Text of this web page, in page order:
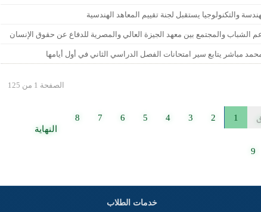
والتكنولوجيا يستقبل لجنة تقييم المعاهد الهندسية
الشباب والمجتمع بين معهد الجيزة العالي والمصرية للدفاع عن حقوق الإنسان
محمد مباشر يتابع سير امتحانات الفصل الدراسي الثاني في أول أيامها
الصفحة 1 من 125
1
2
3
4
5
6
7
8
9
النهاية
خدمات الطلاب